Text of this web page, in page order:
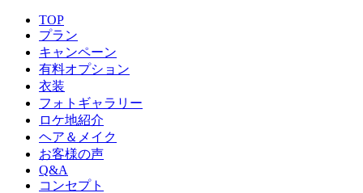
TOP
プラン
キャンペーン
有料オプション
衣装
フォトギャラリー
ロケ地紹介
ヘア＆メイク
お客様の声
Q&A
コンセプト